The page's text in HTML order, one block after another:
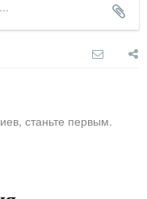
станьте первым.